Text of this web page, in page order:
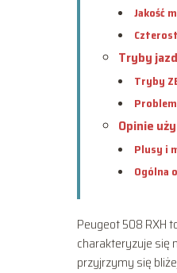
Jakość
Tryby
Tryby
Opinie
Plusy i
Ogólna
Peugeot 508 RXH
charakteryzuje się
przyjrzymy się